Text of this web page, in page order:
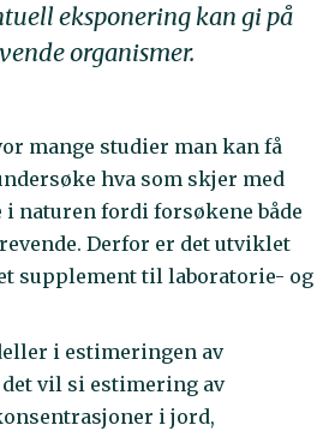
eksponering kan gi på
organismer.
mange studier man kan få
hva som skjer med
naturen fordi forsøkene både
Derfor er det utviklet
supplement til laboratorie- og
i estimeringen av
vil si estimering av
i jord,